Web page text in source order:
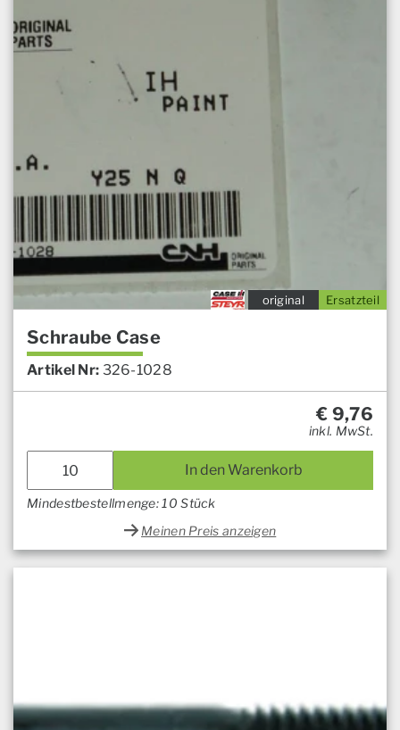
Ersatzteil
original
Schraube Case
Artikel Nr: 326-1028
€ 9,76
inkl. MwSt.
In den Warenkorb
Mindestbestellmenge: 10 Stück
Meinen Preis anzeigen